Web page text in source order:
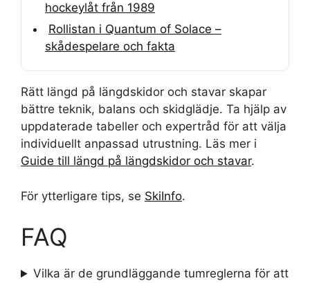
hockeylåt från 1989
Rollistan i Quantum of Solace –
skådespelare och fakta
Rätt längd på längdskidor och stavar skapar
bättre teknik, balans och skidglädje. Ta hjälp av
uppdaterade tabeller och expertråd för att välja
individuellt anpassad utrustning. Läs mer i
Guide till längd på längdskidor och stavar.
För ytterligare tips, se SkiInfo.
FAQ
Vilka är de grundläggande tumreglerna för att